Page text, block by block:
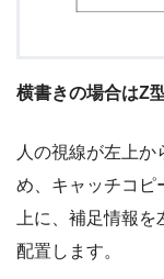
横書きの場合はZ
人の視線が左上
め、キャッチコピ
上に、補足情報
配置します。